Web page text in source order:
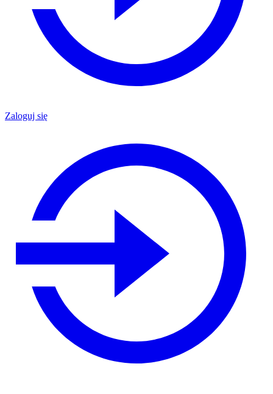
Zaloguj się